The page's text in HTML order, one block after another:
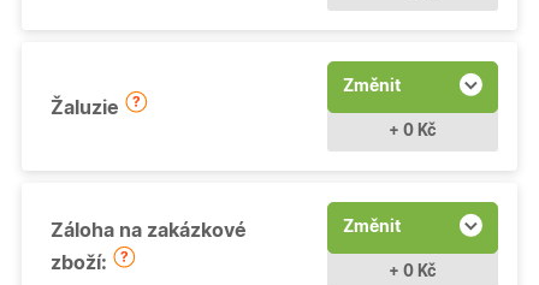
Žaluzie
Změnit
+ 0 Kč
Záloha na zakázkové
zboží:
Změnit
+ 0 Kč